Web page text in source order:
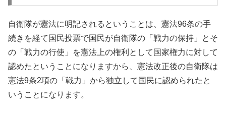
自衛隊が憲法に明記されるということは、憲法96条の手
続きを経て国民投票で国民が自衛隊の「戦力の保持」とそ
の「戦力の行使」を憲法上の権利として国家権力に対して
認めたということになりますから、憲法改正後の自衛隊は
憲法9条2項の「戦力」から独立して国民に認められたと
いうことになります。